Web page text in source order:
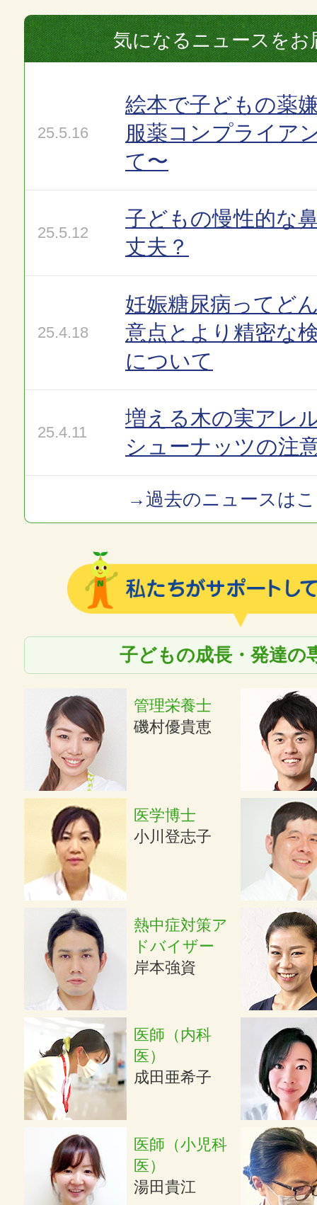
気になるニュースをお
25.5.16
絵本で子どもの薬
服薬コンプライア
て〜
25.5.12
子どもの慢性的な
丈夫？
25.4.18
妊娠糖尿病ってど
意点とより精密な
について
25.4.11
増える木の実アレ
シューナッツの注
→過去のニュースは
子どもの成長・発達の
管理栄養士
磯村優貴恵
医学博士
小川登志子
熱中症対策ア
ドバイザー
岸本強資
医師（内科
医）
成田亜希子
医師（小児科
医）
湯田貴江